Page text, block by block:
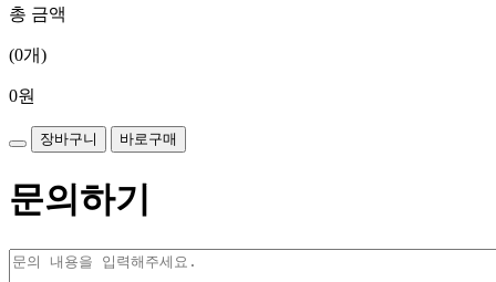
총 금액
(0개)
0원
장바구니 바로구매
문의하기